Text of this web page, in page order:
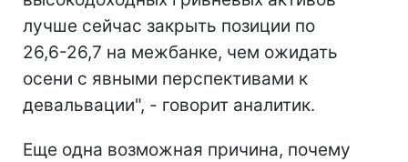
лучше сейчас закрыть позиции по
26,6-26,7 на межбанке, чем ожидать
осени с явными перспективами к
девальвации", - говорит аналитик.
Еще одна возможная причина, почему